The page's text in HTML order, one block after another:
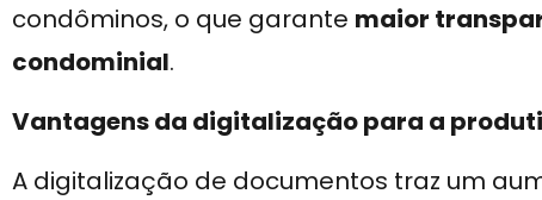
condôminos, o que garante maior
condominial.
Vantagens da digitalização para a
A digitalização de documentos traz um